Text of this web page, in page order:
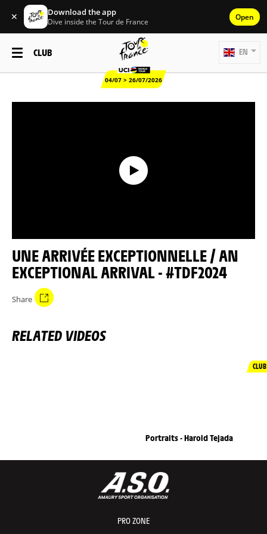
✕ Download the app
Dive inside the Tour de France Open
CLUB
04/07 > 26/07/2026
EN
UNE ARRIVÉE EXCEPTIONNELLE / AN
EXCEPTIONAL ARRIVAL - #TDF2024
Share
RELATED VIDEOS
CLUB
Portraits - Harold Tejada
PRO ZONE